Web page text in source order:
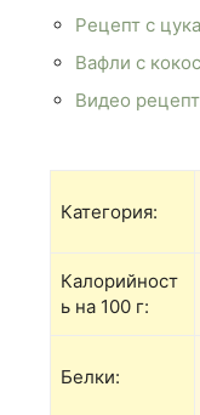
Рецепт с
Вафли с
Видео рецепт
Категория:
Калорийност
ь на 100 г:
Белки: